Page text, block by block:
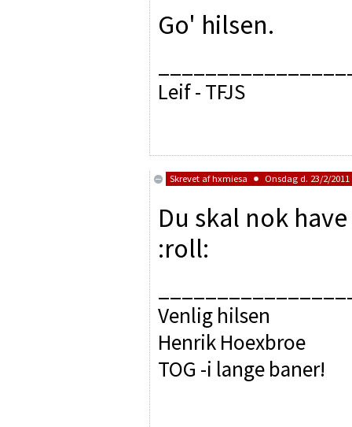
Go' hilsen.
Leif - TFJS
Skrevet afhxmiesa Onsdag d. 23/2/2011
Du skal nok
:roll:
Venlig hilsen
Henrik Hoexbroe
TOG -i lange baner!